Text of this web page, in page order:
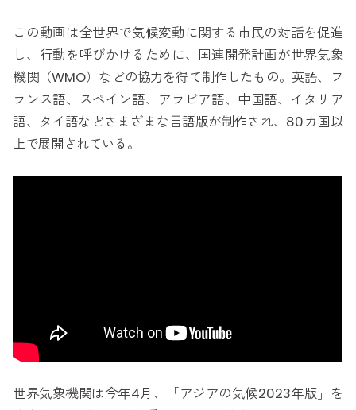
この動画は全世界で気候変動に関する市民の対話を促進
し、行動を呼びかけるために、国連開発計画が世界気象
機関（WMO）などの協力を得て制作したもの。英語、フ
ランス語、スペイン語、アラビア語、中国語、イタリア
語、タイ語などさまざまな言語版が制作され、80カ国以
上で展開されている。
世界気象機関は今年4月、「アジアの気候2023年版」を